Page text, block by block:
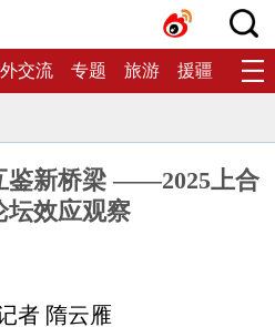
交流 专题 旅游 援疆 生态
鉴新桥梁 ——2025上合
坛效应观察
者 隋云雁